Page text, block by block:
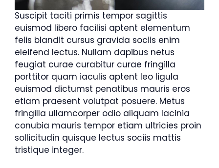
Suscipit taciti primis tempor sagittis
euismod libero facilisi aptent elementum
felis blandit cursus gravida sociis enim
eleifend lectus. Nullam dapibus netus
feugiat curae curabitur curae fringilla
porttitor quam iaculis aptent leo ligula
euismod dictumst penatibus mauris eros
etiam praesent volutpat posuere. Metus
fringilla ullamcorper odio aliquam lacinia
conubia mauris tempor etiam ultricies proin
sollicitudin quisque lectus sociis mattis
tristique integer.